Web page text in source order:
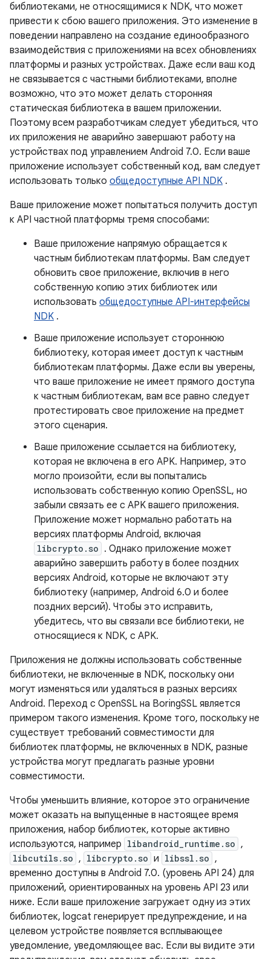
библиотеками, не относящимися к NDK, что может
привести к сбою вашего приложения. Это изменение в
поведении направлено на создание единообразного
взаимодействия с приложениями на всех обновлениях
платформы и разных устройствах. Даже если ваш код
не связывается с частными библиотеками, вполне
возможно, что это может делать сторонняя
статическая библиотека в вашем приложении.
Поэтому всем разработчикам следует убедиться, что
их приложения не аварийно завершают работу на
устройствах под управлением Android 7.0. Если ваше
приложение использует собственный код, вам следует
использовать только общедоступные API NDK .
Ваше приложение может попытаться получить доступ
к API частной платформы тремя способами:
Ваше приложение напрямую обращается к
частным библиотекам платформы. Вам следует
обновить свое приложение, включив в него
собственную копию этих библиотек или
использовать общедоступные API-интерфейсы
NDK .
Ваше приложение использует стороннюю
библиотеку, которая имеет доступ к частным
библиотекам платформы. Даже если вы уверены,
что ваше приложение не имеет прямого доступа
к частным библиотекам, вам все равно следует
протестировать свое приложение на предмет
этого сценария.
Ваше приложение ссылается на библиотеку,
которая не включена в его APK. Например, это
могло произойти, если вы попытались
использовать собственную копию OpenSSL, но
забыли связать ее с APK вашего приложения.
Приложение может нормально работать на
версиях платформы Android, включая
libcrypto.so . Однако приложение может
аварийно завершить работу в более поздних
версиях Android, которые не включают эту
библиотеку (например, Android 6.0 и более
поздних версий). Чтобы это исправить,
убедитесь, что вы связали все библиотеки, не
относящиеся к NDK, с APK.
Приложения не должны использовать собственные
библиотеки, не включенные в NDK, поскольку они
могут изменяться или удаляться в разных версиях
Android. Переход с OpenSSL на BoringSSL является
примером такого изменения. Кроме того, поскольку не
существует требований совместимости для
библиотек платформы, не включенных в NDK, разные
устройства могут предлагать разные уровни
совместимости.
Чтобы уменьшить влияние, которое это ограничение
может оказать на выпущенные в настоящее время
приложения, набор библиотек, которые активно
используются, например libandroid_runtime.so ,
libcutils.so , libcrypto.so и libssl.so ,
временно доступны в Android 7.0. (уровень API 24) для
приложений, ориентированных на уровень API 23 или
ниже. Если ваше приложение загружает одну из этих
библиотек, logcat генерирует предупреждение, и на
целевом устройстве появляется всплывающее
уведомление, уведомляющее вас. Если вы видите эти